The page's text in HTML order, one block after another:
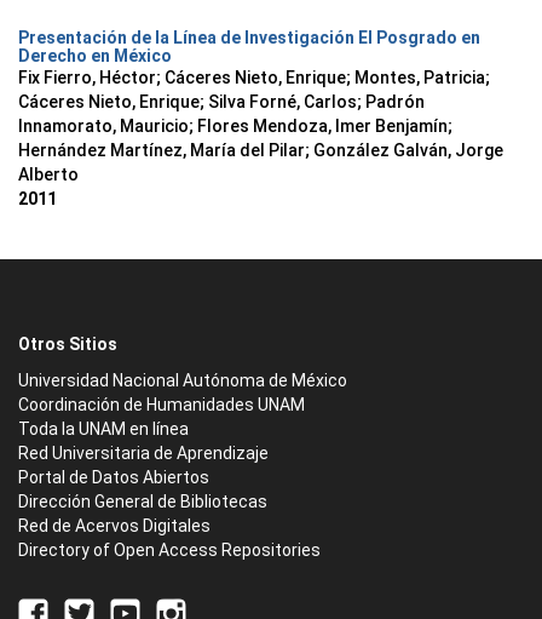
Presentación de la Línea de Investigación El Posgrado en
Derecho en México
Fix Fierro, Héctor; Cáceres Nieto, Enrique; Montes, Patricia;
Cáceres Nieto, Enrique; Silva Forné, Carlos; Padrón
Innamorato, Mauricio; Flores Mendoza, Imer Benjamín;
Hernández Martínez, María del Pilar; González Galván, Jorge
Alberto
2011
Otros Sitios
Universidad Nacional Autónoma de México
Coordinación de Humanidades UNAM
Toda la UNAM en línea
Red Universitaria de Aprendizaje
Portal de Datos Abiertos
Dirección General de Bibliotecas
Red de Acervos Digitales
Directory of Open Access Repositories